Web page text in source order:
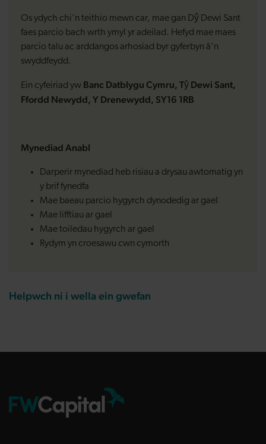
Os ydych chi'n teithio mewn car, mae gan Dŷ Dewi Sant
faes parcio bach wrth ymyl yr adeilad. Hefyd mae maes
parcio talu ac arddangos arhosiad byr gyferbyn â'n
swyddfeydd.
Ein cyfeiriad yw Banc Datblygu Cymru, Tŷ Dewi Sant,
Ffordd Newydd, Y Drenewydd, SY16 1RB
Mynediad Anabl
Darperir mynediad heb risiau a drysau awtomatig yn
y brif fynedfa
Mae baeau parcio hygyrch dynodedig ar gael
Mae lifftiau ar gael
Mae toiledau hygyrch ar gael
Rydym yn croesawu cwn cymorth
Helpwch ni i wella ein gwefan